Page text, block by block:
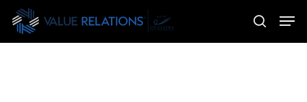
Skip
main
search